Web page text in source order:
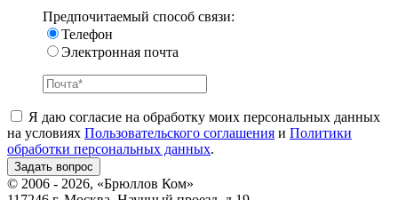
Предпочитаемый способ связи:
Телефон
Электронная почта
Я даю согласие на обработку моих персональных данных
на условиях Пользовательского соглашения и Политики
обработки персональных данных.
© 2006 - 2026, «Брюллов Ком»